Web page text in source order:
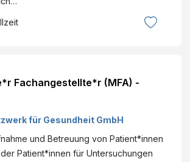
Fachangestellte*r (MFA) -
für Gesundheit GmbH
und Betreuung von Patient*innen
Patient*innen für Untersuchungen